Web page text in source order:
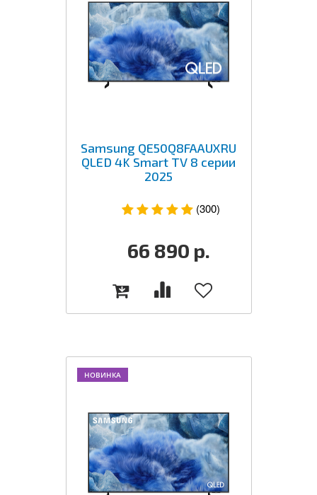
Samsung QE50Q8FAAUXRU
QLED 4K Smart TV 8 серии
2025
(300)
66 890 р.
НОВИНКА